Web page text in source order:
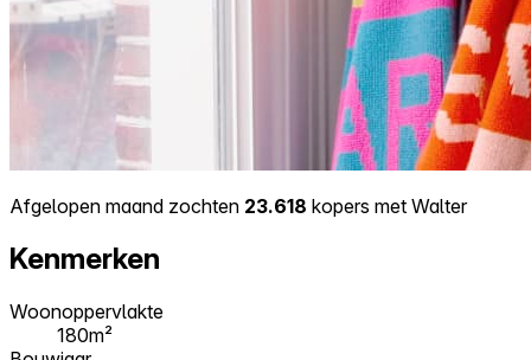
Afgelopen maand zochten 23.618 kopers met Walter
Kenmerken
Woonoppervlakte
180m²